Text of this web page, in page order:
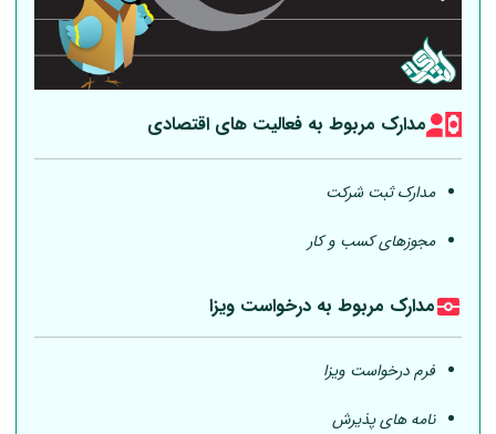
مدارک مربوط به فعالیت های اقتصادی
مدارک ثبت شرکت
مجوزهای کسب و کار
مدارک مربوط به درخواست ویزا
فرم درخواست ویزا
نامه های پذیرش